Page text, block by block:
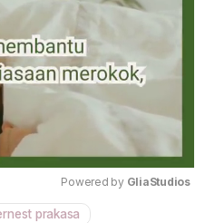
Powered by GliaStudios
prakasa